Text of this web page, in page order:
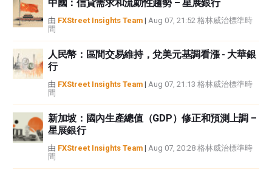
如果文章正文中沒有明確提到，在撰寫本文時，作者在本文中提到的任何股票
中都沒有頭寸，也沒有與文中提到的任何公司有業務關係。除了FXStreet，作
者沒有收到撰寫這篇文章的報酬。
FXStreet和作者不提供個性化的建議。作者對該資訊的準確性、完整性或適用
性不作任何陳述。FXStreet和作者將不承擔任何錯誤，遺漏或任何損失，傷害
或損害由此資訊及其顯示或使用引起的。錯誤和遺漏除外。本文作者和
FXStreet並非註冊投資顧問，本文內容無意提供任何投資建議。
中國：信貸需求和流動性趨勢 – 星展銀行
由 FXStreet Insights Team | Aug 07, 21:52 格林威治標準時
間
人民幣：區間交易維持，兌美元基調看漲 - 大華銀
行
由 FXStreet Insights Team | Aug 07, 21:13 格林威治標準時
間
新加坡：國內生產總值（GDP）修正和預測上調 –
星展銀行
由 FXStreet Insights Team | Aug 07, 20:28 格林威治標準時
間